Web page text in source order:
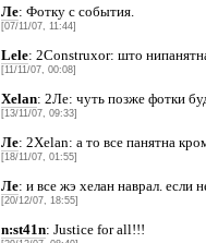
Ле: Фотку с события.
[07/11/07, 11:44]
Lele: 2Construxor: што
[11/11/07, 00:08]
Xelan: 2Ле: чуть позже фотки
[13/11/07, 09:33]
Ле: 2Xelan: а то все панятна
[18/11/07, 01:55]
Ле: и все жэ хелан наврал. если
[20/12/07, 18:55]
n:st41n: Justice for all!!!